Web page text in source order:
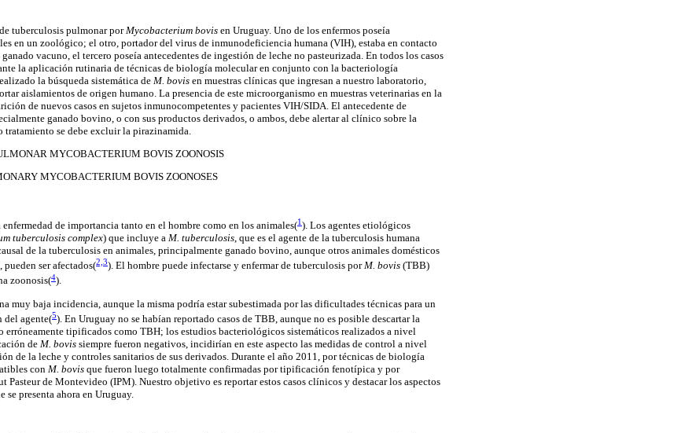
tuberculosis pulmonar porMycobacterium bovis en Uruguay. Uno de los enfermos poseía
en un zoológico; el otro, portador del virus de inmunodeficiencia humana (VIH), estaba en contacto
vacuno, el tercero poseía antecedentes de ingestión de leche no pasteurizada. En todos los casos
la aplicación rutinaria de técnicas de biología molecular en conjunto con la bacteriología
la búsqueda sistemática de M. bovis en muestras clínicas que ingresan a nuestro laboratorio,
aislamientos de origen humano. La presencia de este microorganismo en muestras veterinarias en la
de nuevos casos en sujetos inmunocompetentes y pacientes VIH/SIDA. El antecedente de
ganado bovino, o con sus productos derivados, o ambos, debe alertar al clínico sobre la
se debe excluir la pirazinamida.
MYCOBACTERIUM BOVIS ZOONOSIS
MYCOBACTERIUM BOVIS ZOONOSES
de importancia tanto en el hombre como en los animales(1). Los agentes etiológicos
tuberculosis complex) que incluye a M. tuberculosis , que es el agente de la tuberculosis humana
causal de la tuberculosis en animales, principalmente ganado bovino, aunque otros animales domésticos
ser afectados(2,3). El hombre puede infectarse y enfermar de tuberculosis porM. bovis (TBB)
zoonosis(4).
muy baja incidencia, aunque la misma podría estar subestimada por las dificultades técnicas para un
del agente(5). En Uruguay no se habían reportado casos de TBB, aunque no es posible descartar la
erróneamente tipificados como TBH; los estudios bacteriológicos sistemáticos realizados a nivel
de M. bovis siempre fueron negativos, incidirían en este aspecto las medidas de control a nivel
de la leche y controles sanitarios de sus derivados. Durante el año 2011, por técnicas de biología
con M. bovis que fueron luego totalmente confirmadas por tipificación fenotípica y por
Pasteur de Montevideo (IPM). Nuestro objetivo es reportar estos casos clínicos y destacar los aspectos
se presenta ahora en Uruguay.